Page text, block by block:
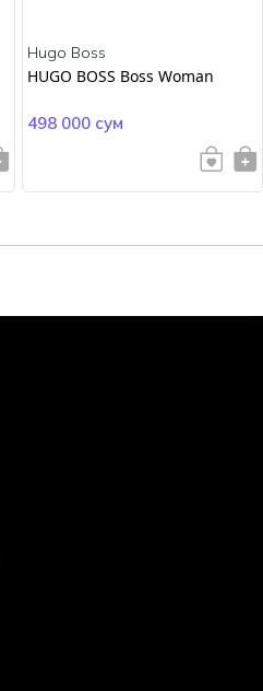
Hugo Boss
HUGO BOSS Boss Woman
498 000 сум